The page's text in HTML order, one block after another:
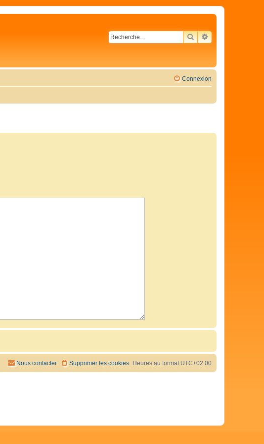
RECHERCHER
RECHERCHE
Connexion
Heures au format UTC+02:00
Supprimer les cookies
Nous contacter